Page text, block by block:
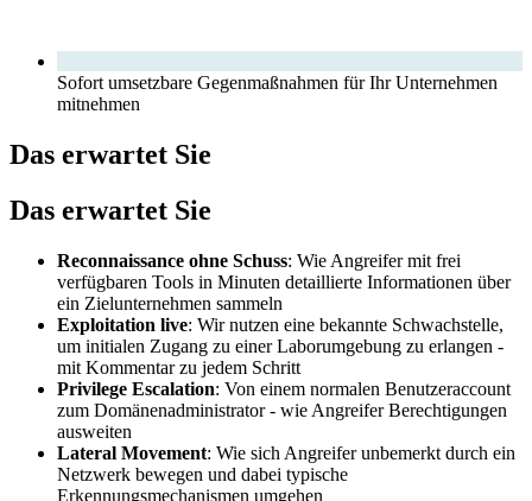
Sofort umsetzbare Gegenmaßnahmen für Ihr Unternehmen
mitnehmen
Das erwartet Sie
Das erwartet Sie
Reconnaissance ohne Schuss: Wie Angreifer mit frei
verfügbaren Tools in Minuten detaillierte Informationen über
ein Zielunternehmen sammeln
Exploitation live: Wir nutzen eine bekannte Schwachstelle,
um initialen Zugang zu einer Laborumgebung zu erlangen -
mit Kommentar zu jedem Schritt
Privilege Escalation: Von einem normalen Benutzeraccount
zum Domänenadministrator - wie Angreifer Berechtigungen
ausweiten
Lateral Movement: Wie sich Angreifer unbemerkt durch ein
Netzwerk bewegen und dabei typische
Erkennungsmechanismen umgehen